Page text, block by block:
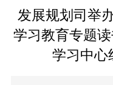
发展规划司举
学习教育专题
学习中心